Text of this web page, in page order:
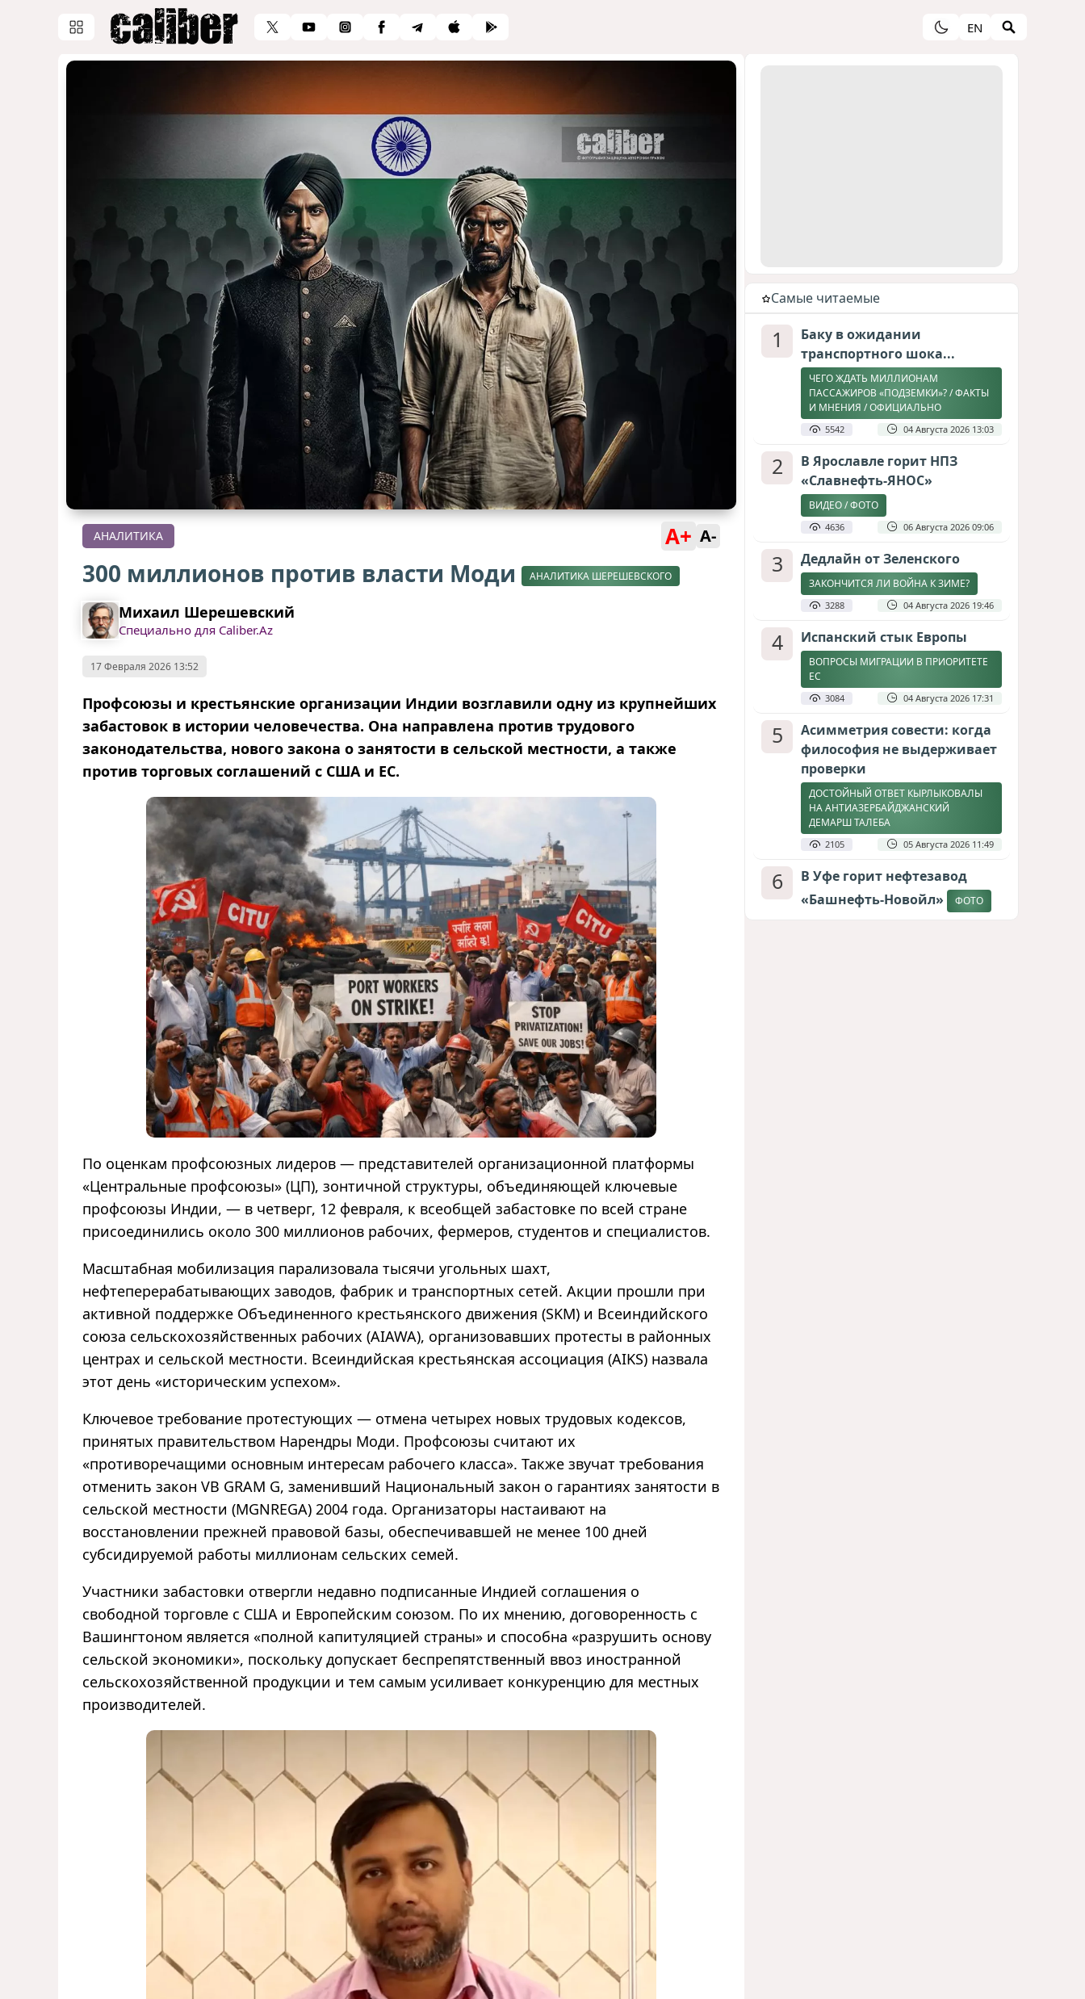
EN
АНАЛИТИКА A+ A-
300 миллионов против власти Моди АНАЛИТИКА ШЕРЕШЕВСКОГО
Михаил Шерешевский
Специально для Caliber.Az
17 Февраля 2026 13:52
Профсоюзы и крестьянские организации Индии возглавили одну из крупнейших
забастовок в истории человечества. Она направлена против трудового
законодательства, нового закона о занятости в сельской местности, а также
против торговых соглашений с США и ЕС.
По оценкам профсоюзных лидеров — представителей организационной платформы
«Центральные профсоюзы» (ЦП), зонтичной структуры, объединяющей ключевые
профсоюзы Индии, — в четверг, 12 февраля, к всеобщей забастовке по всей стране
присоединились около 300 миллионов рабочих, фермеров, студентов и специалистов.
Масштабная мобилизация парализовала тысячи угольных шахт,
нефтеперерабатывающих заводов, фабрик и транспортных сетей. Акции прошли при
активной поддержке Объединенного крестьянского движения (SKM) и Всеиндийского
союза сельскохозяйственных рабочих (AIAWA), организовавших протесты в районных
центрах и сельской местности. Всеиндийская крестьянская ассоциация (AIKS) назвала
этот день «историческим успехом».
Ключевое требование протестующих — отмена четырех новых трудовых кодексов,
принятых правительством Нарендры Моди. Профсоюзы считают их
«противоречащими основным интересам рабочего класса». Также звучат требования
отменить закон VB GRAM G, заменивший Национальный закон о гарантиях занятости в
сельской местности (MGNREGA) 2004 года. Организаторы настаивают на
восстановлении прежней правовой базы, обеспечивавшей не менее 100 дней
субсидируемой работы миллионам сельских семей.
Участники забастовки отвергли недавно подписанные Индией соглашения о
свободной торговле с США и Европейским союзом. По их мнению, договоренность с
Вашингтоном является «полной капитуляцией страны» и способна «разрушить основу
сельской экономики», поскольку допускает беспрепятственный ввоз иностранной
сельскохозяйственной продукции и тем самым усиливает конкуренцию для местных
производителей.
Cамые читаемые
1
Баку в ожидании
транспортного шока...
ЧЕГО ЖДАТЬ МИЛЛИОНАМ
ПАССАЖИРОВ «ПОДЗЕМКИ»? / ФАКТЫ
И МНЕНИЯ / ОФИЦИАЛЬНО
5542 04 Августа 2026 13:03
2
В Ярославле горит НПЗ
«Славнефть-ЯНОС»
ВИДЕО / ФОТО
4636 06 Августа 2026 09:06
3 Дедлайн от Зеленского
ЗАКОНЧИТСЯ ЛИ ВОЙНА К ЗИМЕ?
3288 04 Августа 2026 19:46
4 Испанский стык Европы
ВОПРОСЫ МИГРАЦИИ В ПРИОРИТЕТЕ
ЕС
3084 04 Августа 2026 17:31
5
Асимметрия совести: когда
философия не выдерживает
проверки
ДОСТОЙНЫЙ ОТВЕТ КЫРЛЫКОВАЛЫ
НА АНТИАЗЕРБАЙДЖАНСКИЙ
ДЕМАРШ ТАЛЕБА
2105 05 Августа 2026 11:49
6
В Уфе горит нефтезавод
«Башнефть-Новойл»
ФОТО